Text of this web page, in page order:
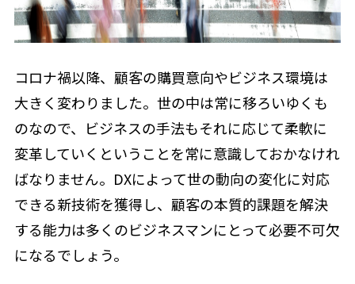
コロナ禍以降、顧客の購買意向やビジネス環境は
大きく変わりました。世の中は常に移ろいゆくも
のなので、ビジネスの手法もそれに応じて柔軟に
変革していくということを常に意識しておかなけれ
ばなりません。DXによって世の動向の変化に対応
できる新技術を獲得し、顧客の本質的課題を解決
する能力は多くのビジネスマンにとって必要不可欠
になるでしょう。